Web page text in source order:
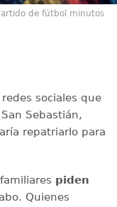
de fútbol minutos
sociales que
Sebastián,
repatriarlo para
piden
Quienes